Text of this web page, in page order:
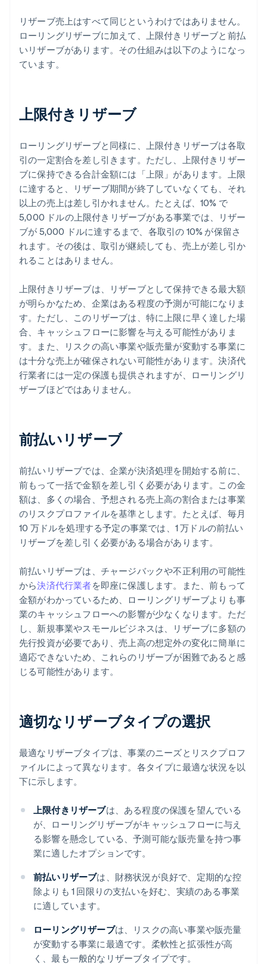
リザーブ売上はすべて同じというわけではありません。
ローリングリザーブに加えて、上限付きリザーブと前払
いリザーブがあります。その仕組みは以下のようになっ
ています。
上限付きリザーブ
ローリングリザーブと同様に、上限付きリザーブは各取
引の一定割合を差し引きます。ただし、上限付きリザー
ブに保持できる合計金額には「上限」があります。上限
に達すると、リザーブ期間が終了していなくても、それ
以上の売上は差し引かれません。たとえば、10% で
5,000 ドルの上限付きリザーブがある事業では、リザー
ブが 5,000 ドルに達するまで、各取引の 10% が保留さ
れます。その後は、取引が継続しても、売上が差し引か
れることはありません。
上限付きリザーブは、リザーブとして保持できる最大額
が明らかなため、企業はある程度の予測が可能になりま
す。ただし、このリザーブは、特に上限に早く達した場
合、キャッシュフローに影響を与える可能性がありま
す。また、リスクの高い事業や販売量が変動する事業に
は十分な売上が確保されない可能性があります。決済代
行業者には一定の保護も提供されますが、ローリングリ
ザーブほどではありません。
前払いリザーブ
前払いリザーブでは、企業が決済処理を開始する前に、
前もって一括で金額を差し引く必要があります。この金
額は、多くの場合、予想される売上高の割合または事業
のリスクプロファイルを基準とします。たとえば、毎月
10 万ドルを処理する予定の事業では、1 万ドルの前払い
リザーブを差し引く必要がある場合があります。
前払いリザーブは、チャージバックや不正利用の可能性
から決済代行業者を即座に保護します。また、前もって
金額がわかっているため、ローリングリザーブよりも事
業のキャッシュフローへの影響が少なくなります。ただ
し、新規事業やスモールビジネスは、リザーブに多額の
先行投資が必要であり、売上高の想定外の変化に簡単に
適応できないため、これらのリザーブが困難であると感
じる可能性があります。
適切なリザーブタイプの選択
最適なリザーブタイプは、事業のニーズとリスクプロフ
ァイルによって異なります。各タイプに最適な状況を以
下に示します。
上限付きリザーブは、ある程度の保護を望んでいる
が、ローリングリザーブがキャッシュフローに与え
る影響を懸念している、予測可能な販売量を持つ事
業に適したオプションです。
前払いリザーブは、財務状況が良好で、定期的な控
除よりも 1 回限りの支払いを好む、実績のある事業
に適しています。
ローリングリザーブは、リスクの高い事業や販売量
が変動する事業に最適です。柔軟性と拡張性が高
く、最も一般的なリザーブタイプです。